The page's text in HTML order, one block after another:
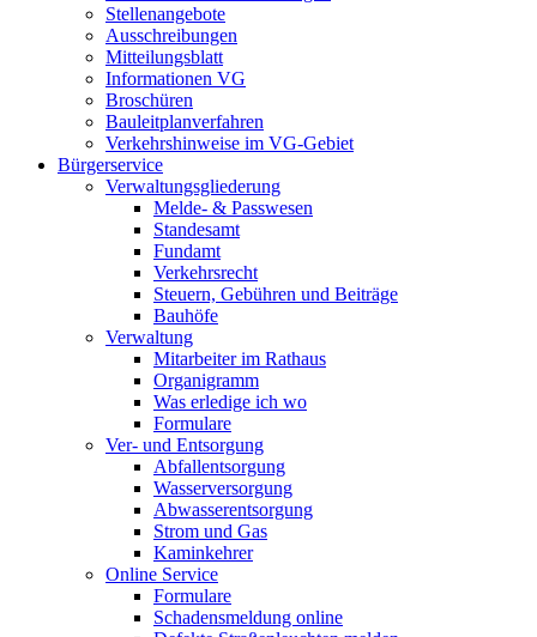
Stellenangebote
Ausschreibungen
Mitteilungsblatt
Informationen VG
Broschüren
Bauleitplanverfahren
Verkehrshinweise im VG-Gebiet
Bürgerservice
Verwaltungsgliederung
Melde- & Passwesen
Standesamt
Fundamt
Verkehrsrecht
Steuern, Gebühren und Beiträge
Bauhöfe
Verwaltung
Mitarbeiter im Rathaus
Organigramm
Was erledige ich wo
Formulare
Ver- und Entsorgung
Abfallentsorgung
Wasserversorgung
Abwasserentsorgung
Strom und Gas
Kaminkehrer
Online Service
Formulare
Schadensmeldung online